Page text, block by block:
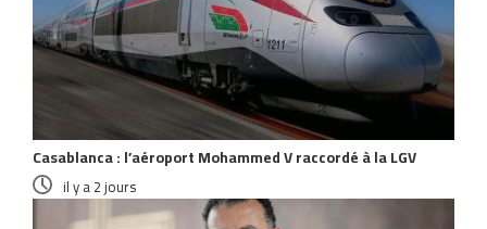
Casablanca : l’aéroport Mohammed V raccordé à la LGV
il y a 2 jours